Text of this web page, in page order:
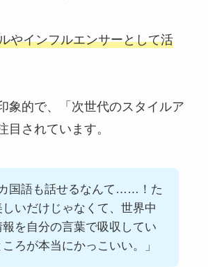
やインフルエンサーとして活
象的で、「次世代のスタイルア
目されています。
カ国語も話せるなんて……！た
しいだけじゃなくて、世界中
報を自分の言葉で吸収してい
ころが本当にかっこいい。」